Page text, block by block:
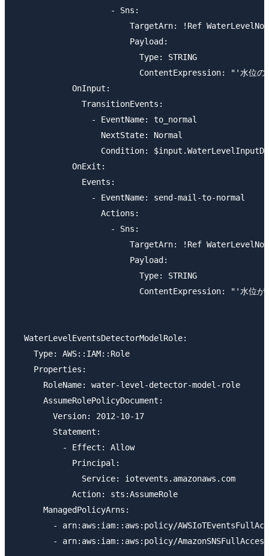
                    - Sns:
TargetArn: !Ref
                        Payload:
                          Type: STRING
ContentExpression: "'水位
            OnInput:
              TransitionEvents:
                - EventName: to_normal
                  NextState: Normal
Condition:
            OnExit:
              Events:
                - EventName: send-mail-to-normal
                  Actions:
                    - Sns:
TargetArn: !Ref
                        Payload:
                          Type: STRING
ContentExpression: "'水位
  WaterLevelEventsDetectorModelRole:
    Type: AWS::IAM::Role
    Properties:
      RoleName: water-level-detector-model-role
      AssumeRolePolicyDocument:
        Version: 2012-10-17
        Statement:
          - Effect: Allow
            Principal:
              Service: iotevents.amazonaws.com
            Action: sts:AssumeRole
      ManagedPolicyArns:
- arn:aws:iam::aws:policy/